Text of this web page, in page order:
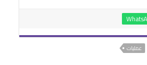
عمليات